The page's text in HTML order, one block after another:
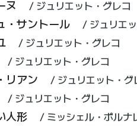
ヌ ジュリエット・グレコ
・サントール ジュリエ
ジュリエット・グレコ
ジュリエット・グレコ
リアン ジュリエット・グ
ジュリエット・グレコ
人形 ミッシェル・ポルナ